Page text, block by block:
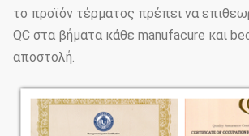
το προϊόν τέρματος πρέπει να
QC στα βήματα κάθε manufacure και
αποστολή.